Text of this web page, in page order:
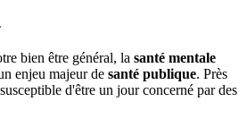
bien être général, la santé mentale
enjeu majeur de santé publique. Près
d'être un jour concerné par des